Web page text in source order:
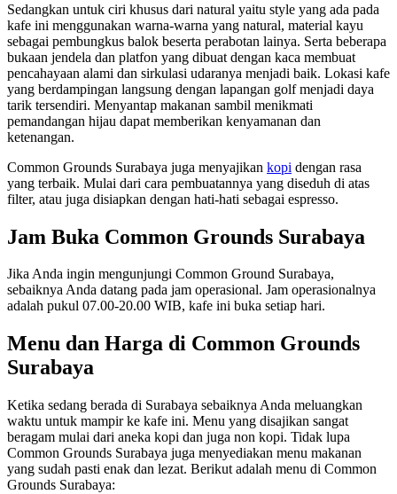
Sedangkan untuk ciri khusus dari natural yaitu style yang ada pada
kafe ini menggunakan warna-warna yang natural, material kayu
sebagai pembungkus balok beserta perabotan lainya. Serta beberapa
bukaan jendela dan platfon yang dibuat dengan kaca membuat
pencahayaan alami dan sirkulasi udaranya menjadi baik. Lokasi kafe
yang berdampingan langsung dengan lapangan golf menjadi daya
tarik tersendiri. Menyantap makanan sambil menikmati
pemandangan hijau dapat memberikan kenyamanan dan
ketenangan.
Common Grounds Surabaya juga menyajikan kopi dengan rasa
yang terbaik. Mulai dari cara pembuatannya yang diseduh di atas
filter, atau juga disiapkan dengan hati-hati sebagai espresso.
Jam Buka Common Grounds Surabaya
Jika Anda ingin mengunjungi Common Ground Surabaya,
sebaiknya Anda datang pada jam operasional. Jam operasionalnya
adalah pukul 07.00-20.00 WIB, kafe ini buka setiap hari.
Menu dan Harga di Common Grounds
Surabaya
Ketika sedang berada di Surabaya sebaiknya Anda meluangkan
waktu untuk mampir ke kafe ini. Menu yang disajikan sangat
beragam mulai dari aneka kopi dan juga non kopi. Tidak lupa
Common Grounds Surabaya juga menyediakan menu makanan
yang sudah pasti enak dan lezat. Berikut adalah menu di Common
Grounds Surabaya: